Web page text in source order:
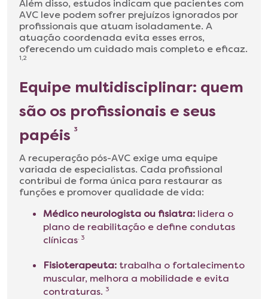
Além disso, estudos indicam que pacientes com
AVC leve podem sofrer prejuízos ignorados por
profissionais que atuam isoladamente. A
atuação coordenada evita esses erros,
oferecendo um cuidado mais completo e eficaz.
1,2
Equipe multidisciplinar: quem
são os profissionais e seus
papéis 3
A recuperação pós-AVC exige uma equipe
variada de especialistas. Cada profissional
contribui de forma única para restaurar as
funções e promover qualidade de vida:
Médico neurologista ou fisiatra: lidera o
plano de reabilitação e define condutas
clínicas. 3
Fisioterapeuta: trabalha o fortalecimento
muscular, melhora a mobilidade e evita
contraturas. 3